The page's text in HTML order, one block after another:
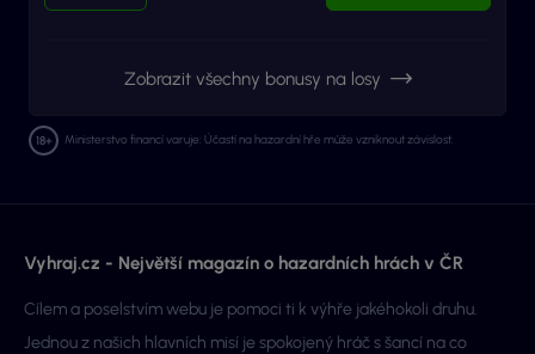
Zobrazit všechny bonusy na losy
Ministerstvo financí varuje: Účastí na hazardní hře může vzniknout závislost.
Vyhraj.cz - Největší magazín o hazardních hrách v ČR
Cílem a poselstvím webu je pomoci ti k výhře jakéhokoli druhu.
Jednou z našich hlavních misí je spokojený hráč s šancí na co